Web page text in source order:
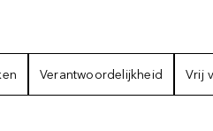
Verantwoordelijkheid Vrij